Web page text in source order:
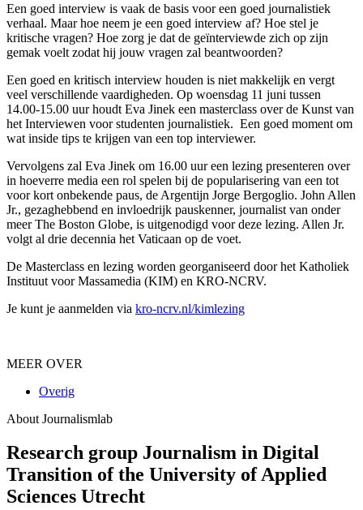
Een goed interview is vaak de basis voor een goed journalistiek
verhaal. Maar hoe neem je een goed interview af? Hoe stel je
kritische vragen? Hoe zorg je dat de geïnterviewde zich op zijn
gemak voelt zodat hij jouw vragen zal beantwoorden?
Een goed en kritisch interview houden is niet makkelijk en vergt
veel verschillende vaardigheden. Op woensdag 11 juni tussen
14.00-15.00 uur houdt Eva Jinek een masterclass over de Kunst van
het Interviewen voor studenten journalistiek. Een goed moment om
wat inside tips te krijgen van een top interviewer.
Vervolgens zal Eva Jinek om 16.00 uur een lezing presenteren over
in hoeverre media een rol spelen bij de popularisering van een tot
voor kort onbekende paus, de Argentijn Jorge Bergoglio. John Allen
Jr., gezaghebbend en invloedrijk pauskenner, journalist van onder
meer The Boston Globe, is uitgenodigd voor deze lezing. Allen Jr.
volgt al drie decennia het Vaticaan op de voet.
De Masterclass en lezing worden georganiseerd door het Katholiek
Instituut voor Massamedia (KIM) en KRO-NCRV.
Je kunt je aanmelden via kro-ncrv.nl/kimlezing
MEER OVER
Overig
About Journalismlab
Research group Journalism in Digital
Transition of the University of Applied
Sciences Utrecht